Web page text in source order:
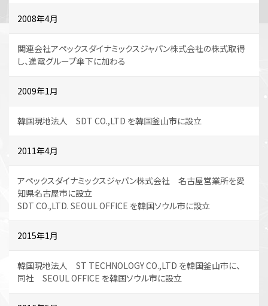
2008年4月
関連会社アペックスダイナミックスジャパン株式会社の株式取得
し、進電グループ傘下に加わる
2009年1月
韓国現地法人 SDT CO.,LTD を韓国釜山市に設立
2011年4月
アペックスダイナミックスジャパン株式会社 名古屋営業所を愛
知県名古屋市に設立
SDT CO.,LTD. SEOUL OFFICE を韓国ソウル市に設立
2015年1月
韓国現地法人 ST TECHNOLOGY CO.,LTD を韓国釜山市に、
同社 SEOUL OFFICE を韓国ソウル市に設立